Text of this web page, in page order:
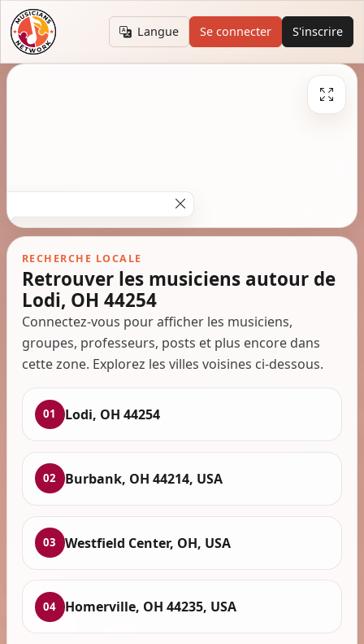
Langue Se connecter S'inscrire
RECHERCHE LOCALE
Retrouver les musiciens autour de
Lodi, OH 44254
Connectez-vous pour afficher les musiciens,
groupes, professeurs, posts et plus encore dans
cette zone. Explorez les villes voisines ci-dessous.
01 Lodi, OH 44254
02 Burbank, OH 44214, USA
03 Westfield Center, OH, USA
04 Homerville, OH 44235, USA